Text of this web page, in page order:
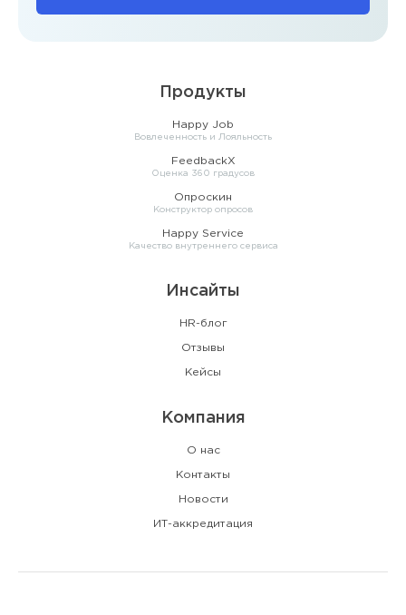
Продукты
Happy Job
Вовлеченность и Лояльность
FeedbackX
Оценка 360 градусов
Опроскин
Конструктор опросов
Happy Service
Качество внутреннего сервиса
Инсайты
HR-блог
Отзывы
Кейсы
Компания
О нас
Контакты
Новости
ИТ-аккредитация